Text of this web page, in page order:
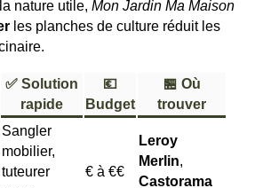
nature utile, Mon Jardin Ma Maison
les planches de culture réduit les
✅ Solution
rapide
💶
Budget
🏪 Où
trouver
Sangler
mobilier,
tuteurer
€ à €€
Leroy
Merlin,
Castorama